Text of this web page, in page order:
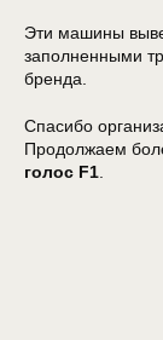
Эти машины
заполненными
бренда.
Спасибо
Продолжаем
голос F1